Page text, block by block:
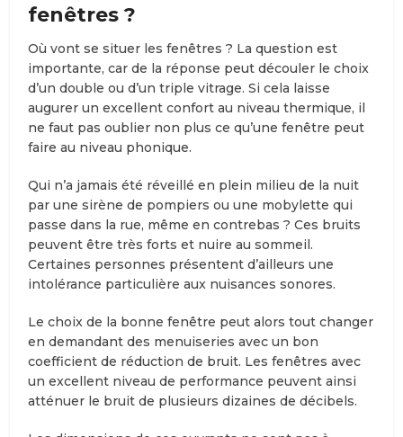
fenêtres ?
Où vont se situer les fenêtres ? La question est
importante, car de la réponse peut découler le choix
d’un double ou d’un triple vitrage. Si cela laisse
augurer un excellent confort au niveau thermique, il
ne faut pas oublier non plus ce qu’une fenêtre peut
faire au niveau phonique.
Qui n’a jamais été réveillé en plein milieu de la nuit
par une sirène de pompiers ou une mobylette qui
passe dans la rue, même en contrebas ? Ces bruits
peuvent être très forts et nuire au sommeil.
Certaines personnes présentent d’ailleurs une
intolérance particulière aux nuisances sonores.
Le choix de la bonne fenêtre peut alors tout changer
en demandant des menuiseries avec un bon
coefficient de réduction de bruit. Les fenêtres avec
un excellent niveau de performance peuvent ainsi
atténuer le bruit de plusieurs dizaines de décibels.